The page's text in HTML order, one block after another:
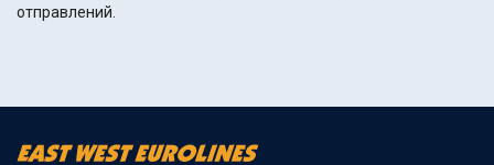
отправлений.